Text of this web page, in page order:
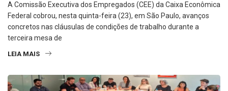
A Comissão Executiva dos Empregados (CEE) da Caixa Econômica
Federal cobrou, nesta quinta-feira (23), em São Paulo, avanços
concretos nas cláusulas de condições de trabalho durante a
terceira mesa de
LEIA MAIS